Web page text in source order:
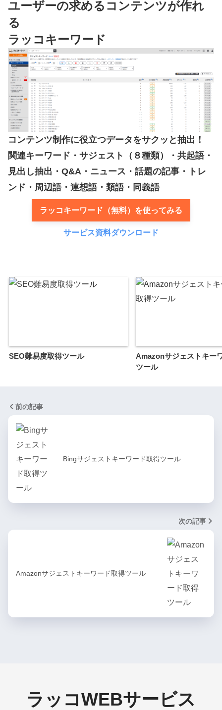
ユーザーの求めるコンテンツが作れ
る
ラッコキーワード
コンテンツ制作に役立つデータをサクッと抽出！
関連キーワード・サジェスト（８種類）・共起語・
見出し抽出・Q&A・ニュース・話題の記事・トレ
ンド・周辺語・連想語・類語・同義語
ラッコキーワード（無料）を使ってみる
サービス資料ダウンロード
SEO難易度取得ツール
Amazonサジェストキー
ツール
前の記事
Bingサジェストキーワード取得ツール
次の記事
Amazonサジェストキーワード取得ツール
ラッコWEBサービス